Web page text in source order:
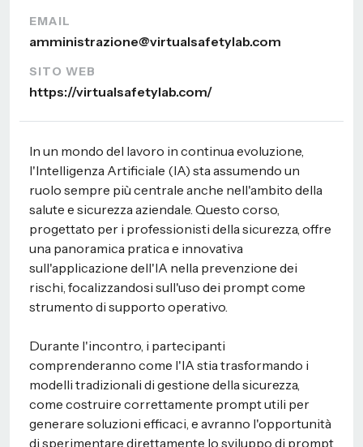
EMAIL
amministrazione@virtualsafetylab.com
SITO WEB
https://virtualsafetylab.com/
In un mondo del lavoro in continua evoluzione,
l'Intelligenza Artificiale (IA) sta assumendo un
ruolo sempre più centrale anche nell'ambito della
salute e sicurezza aziendale. Questo corso,
progettato per i professionisti della sicurezza, offre
una panoramica pratica e innovativa
sull'applicazione dell'IA nella prevenzione dei
rischi, focalizzandosi sull'uso dei prompt come
strumento di supporto operativo.
Durante l'incontro, i partecipanti
comprenderanno come l'IA stia trasformando i
modelli tradizionali di gestione della sicurezza,
come costruire correttamente prompt utili per
generare soluzioni efficaci, e avranno l'opportunità
di sperimentare direttamente lo sviluppo di prompt